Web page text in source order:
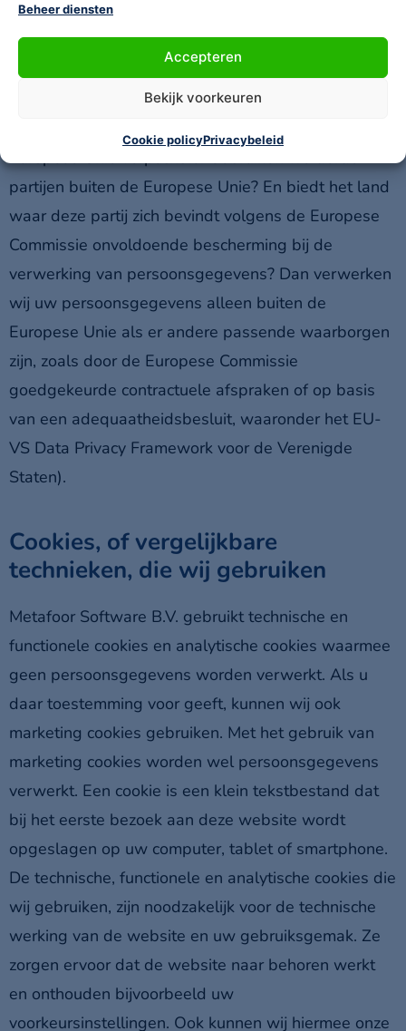
Beheer diensten
Accepteren
Bekijk voorkeuren
Cookie policyPrivacybeleid
worden verwerkt door verwerkers buiten de
Europese Unie, nemen we extra maatregelen om uw
gegevens te beschermen. Niet in alle landen buiten
de Europese Unie gelden dezelfde regels om uw
Europese Unie verplicht is. Gebruiken we derde
partijen buiten de Europese Unie? En biedt het land
waar deze partij zich bevindt volgens de Europese
Commissie onvoldoende bescherming bij de
verwerking van persoonsgegevens? Dan verwerken
wij uw persoonsgegevens alleen buiten de
Europese Unie als er andere passende waarborgen
zijn, zoals door de Europese Commissie
goedgekeurde contractuele afspraken of op basis
van een adequaatheidsbesluit, waaronder het EU-
VS Data Privacy Framework voor de Verenigde
Staten).
Cookies, of vergelijkbare
technieken, die wij gebruiken
Metafoor Software B.V. gebruikt technische en
functionele cookies en analytische cookies waarmee
geen persoonsgegevens worden verwerkt. Als u
daar toestemming voor geeft, kunnen wij ook
marketing cookies gebruiken. Met het gebruik van
marketing cookies worden wel persoonsgegevens
verwerkt. Een cookie is een klein tekstbestand dat
bij het eerste bezoek aan deze website wordt
opgeslagen op uw computer, tablet of smartphone.
De technische, functionele en analytische cookies die
wij gebruiken, zijn noodzakelijk voor de technische
werking van de website en uw gebruiksgemak. Ze
zorgen ervoor dat de website naar behoren werkt
en onthouden bijvoorbeeld uw
voorkeursinstellingen. Ook kunnen wij hiermee onze